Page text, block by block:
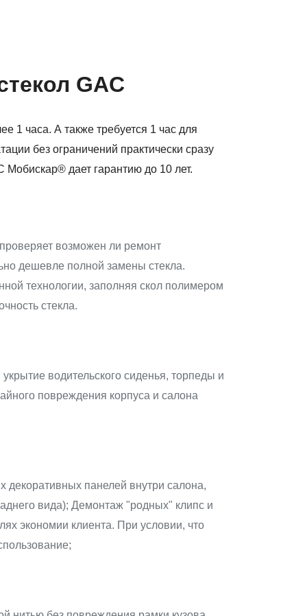
GAC
1 часа. А также требуется 1 час для
без ограничений практически сразу
Мобискар® дает гарантию до 10 лет.
возможен ли ремонт
дешевле полной замены стекла.
технологии, заполняя скол полимером
стекла.
водительского сиденья, торпеды и
повреждения корпуса и салона
декоративных панелей внутри салона,
вида); Демонтаж "родных" клипс и
экономии клиента. При условии, что